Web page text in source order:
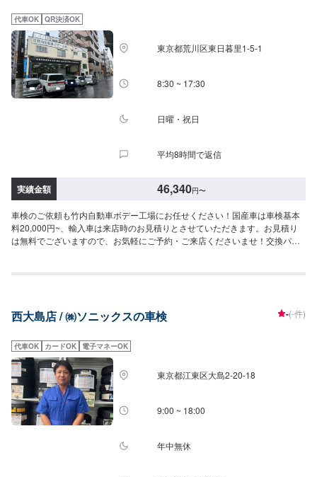
社にご相談ください。車検・整備、鈑金・塗装、コーティング、損害保険な
どクルマに関する全てのお悩みをサポートし、お客様のニーズに応えたご提
案をいたします。高い信頼性、高い修理技術埼玉県川口市の原自動車工作所
は大手ディーラー・損害保険ジャパン日本興亜の修理指定工場です。【45年
の実績】●1969年創業！●40年の経験で積み上げたノウハウ●さまざまな鈑
金・修理に対応可能【パーツ持ち込み可能】持ち込みパーツの対応もいたし
ます。※パーツの不備などにより、取り付けができなかった場合でも、動作確
ください。【代車について】無料代車（無保険時）を24台ご用意しておりま
代車OK QR決済OK
東京都荒川区東日暮里1-5-1
8:30 ~ 17:30
日曜・祝日
平均8時間で返信
実績金額 46,340円〜
車検のご依頼も竹内自動車ボデー工場にお任せください！国産車は車検基本
料20,000円~、輸入車は来店時のお見積りとさせていただきます。お見積り
は無料でございますので、お気軽にご予約・ご来店くださいませ！交換パー
等車検基本料：20,000円自賠責保険：17,540円重量税：6,600円印紙代：
16,400円印紙代：2,200円----------------------------------------合計：56,250円【中
自賠責保険：17,650円重量税：24,600円印紙代：2,300円--------------------------
--------------合計：64,550円【大型自動車】ステップワゴン,フーガ,シーマ等
(1.5-2.0t)車検基本料：20,000円自賠責保険：17,650円重量税：32,800円印紙
代：2,300円----------------------------------------合計：72,750円【大型自動車】ア
ルファード、グランエース、ランドクルーザー等(2.0t超)車検基本料：20,000
円自賠責保険：17,650円重量税：41,000円印紙代：2,300円-----------------------
-----------------合計：80,950円
西大島店 / ㈱ソニックスの車検 -(-件)
代車OK カードOK 電子マネーOK
東京都江東区大島2-20-18
9:00 ~ 18:00
年中無休